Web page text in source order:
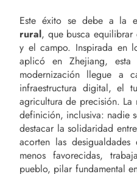
Este éxito se debe a la
rural, que busca
y el campo. Inspirada en
aplicó en Zhejiang, esta
modernización llegue a
infraestructura digital, el
agricultura de precisión.
definición, inclusiva: nadie
destacar la solidaridad
acorten las
menos favorecidas,
pueblo, pilar fundamental